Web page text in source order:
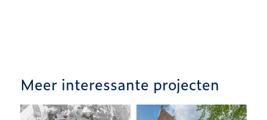
Meer interessante projecten